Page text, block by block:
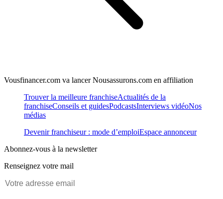
Vousfinancer.com va lancer Nousassurons.com en affiliation
Trouver la meilleure franchiseActualités de la
franchiseConseils et guidesPodcastsInterviews vidéoNos
médias
Devenir franchiseur : mode d’emploiEspace annonceur
Abonnez-vous à la newsletter
Renseignez votre mail